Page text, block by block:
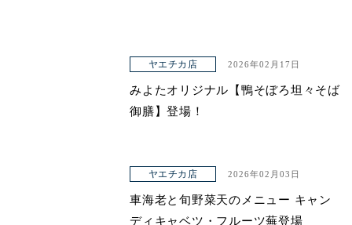
ヤエチカ店 2026年02月17日
みよたオリジナル【鴨そぼろ坦々そば
御膳】登場！
ヤエチカ店 2026年02月03日
車海老と旬野菜天のメニュー キャン
ディキャベツ・フルーツ蕪登場